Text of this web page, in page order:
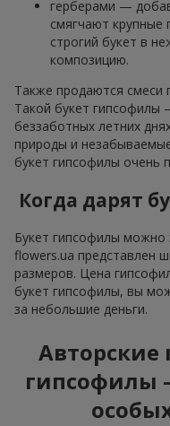
герберами —
смягчают
строгий букет в
композицию.
Также продаются смеси
Такой букет гипсофилы
беззаботных летних
природы и
букет гипсофилы очень
Когда дарят
Букет гипсофилы
flowers.ua представлен
размеров. Цена
букет гипсофилы, вы
за небольшие деньги.
гипсофилы